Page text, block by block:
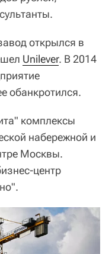
открылся в
Unilever. В 2014
обанкротился.
комплексы
набережной и
Москвы.
центр